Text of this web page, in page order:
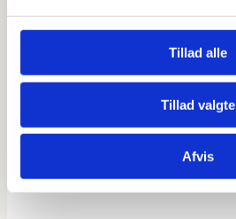
Tillad alle
Tillad valgte
Afvis